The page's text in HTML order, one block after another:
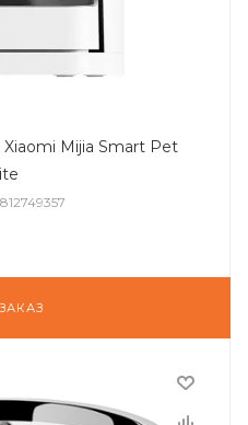
Mijia Smart Pet